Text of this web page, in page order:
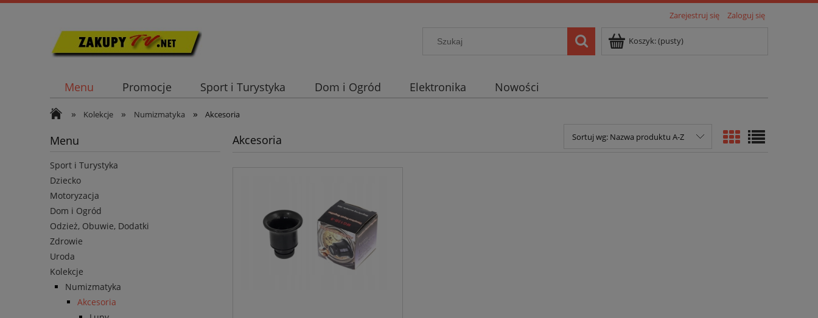
Zarejestruj się Zaloguj się
Koszyk:(pusty)
Menu Promocje Sport i Turystyka Dom i Ogród Elektronika Nowości
» Kolekcje » Numizmatyka » Akcesoria
Menu
Sport i Turystyka
Dziecko
Motoryzacja
Dom i Ogród
Odzież, Obuwie, Dodatki
Zdrowie
Uroda
Kolekcje
Numizmatyka
Akcesoria
Akcesoria Sortuj wg: Nazwa produktu A-Z